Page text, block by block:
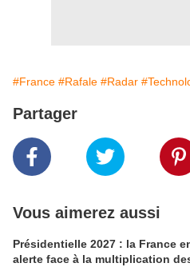
#France #Rafale #Radar
Partager
Vous aimerez aussi
Présidentielle 2027 : la France
alerte face à la multiplication